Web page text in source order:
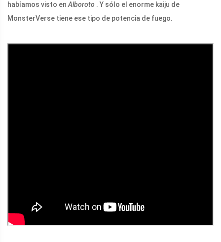
habíamos visto enAlboroto . Y sólo el enorme kaiju de
MonsterVerse tiene ese tipo de potencia de fuego.